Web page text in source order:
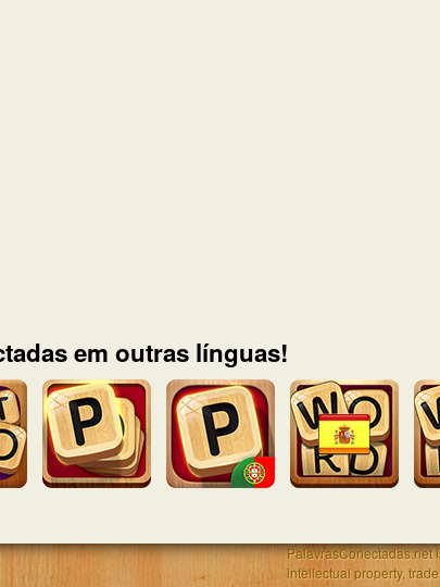
em outras línguas!
PalavrasConectadas.net
intellectual property,